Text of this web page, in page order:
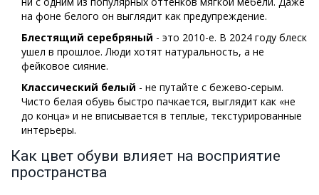
на фоне белого он выглядит как предупреждение.
Блестящий серебряный - это 2010-е. В 2024 году блеск
ушел в прошлое. Люди хотят натуральность, а не
фейковое сияние.
Классический белый - не путайте с бежево-серым.
Чисто белая обувь быстро пачкается, выглядит как «не
до конца» и не вписывается в теплые, текстурированные
интерьеры.
Как цвет обуви влияет на восприятие
пространства